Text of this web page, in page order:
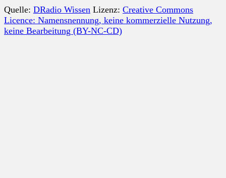
Quelle: DRadio Wissen Lizenz: Creative Commons
Licence: Namensnennung, keine kommerzielle Nutzung,
keine Bearbeitung (BY-NC-CD)